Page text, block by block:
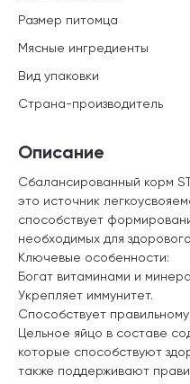
Описание
Сбалансированный корм
это источник
способствует
необходимых для
Ключевые особенности:
Богат витаминами и
Укрепляет иммунитет.
Способствует
Цельное яйцо в составе
которые способствуют
также поддерживают
Размер питомца
Мясные ингредиенты
Вид упаковки
Страна-производитель